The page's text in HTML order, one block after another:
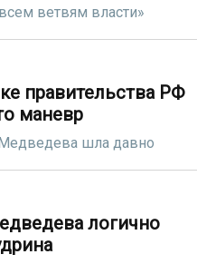
ветвям власти»
правительства РФ
маневр
шла давно
логично